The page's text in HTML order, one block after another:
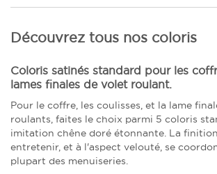
Découvrez tous nos coloris
Coloris satinés standard pour les
lames finales de volet roulant.
Pour le coffre, les coulisses, et la lame
roulants, faites le choix parmi 5 coloris
imitation chêne doré étonnante. La
entretenir, et à l'aspect velouté, se
plupart des menuiseries.